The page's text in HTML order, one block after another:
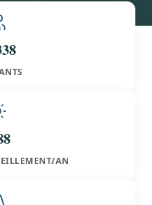
AN